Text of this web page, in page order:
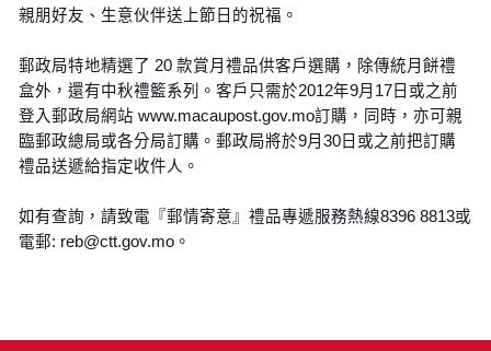
親朋好友、生意伙伴送上節日的祝福。
郵政局特地精選了 20 款賞月禮品供客戶選購，除傳統月餅禮
盒外，還有中秋禮籃系列。客戶只需於2012年9月17日或之前
登入郵政局網站 www.macaupost.gov.mo訂購，同時，亦可親
臨郵政總局或各分局訂購。郵政局將於9月30日或之前把訂購
禮品送遞給指定收件人。
如有查詢，請致電『郵情寄意』禮品專遞服務熱線8396 8813或
電郵: reb@ctt.gov.mo。